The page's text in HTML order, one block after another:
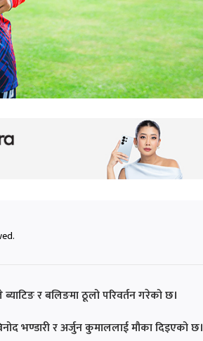
र बलिङमा ठूलो परिवर्तन गरेको छ।
भण्डारी र अर्जुन कुमाललाई मौका दिइएको छ।